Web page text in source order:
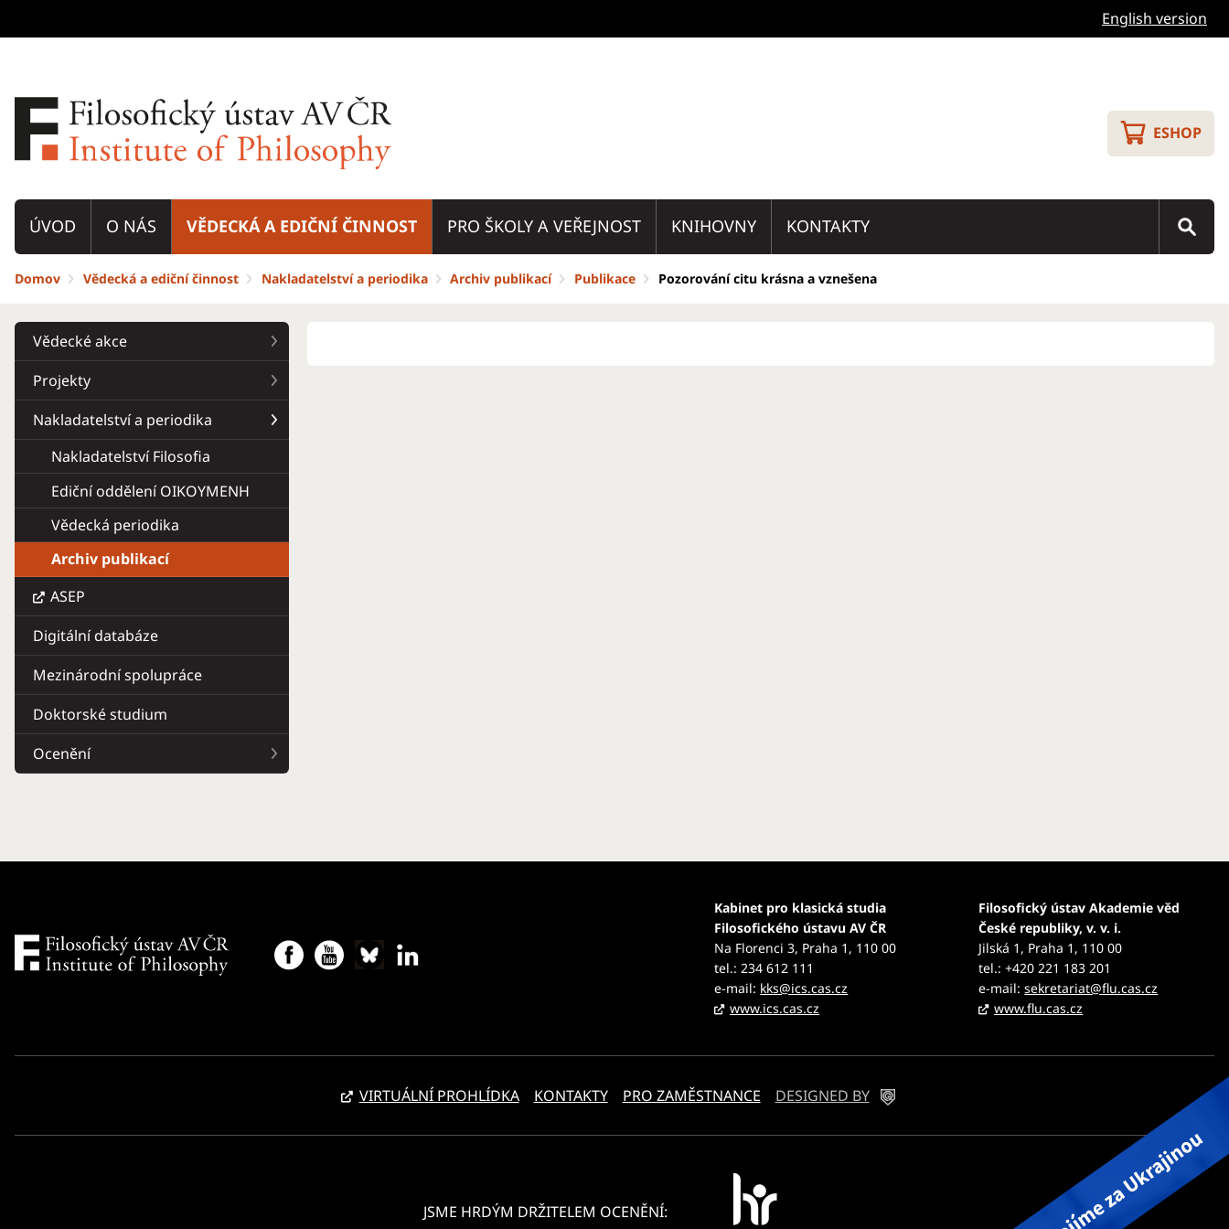
English version
ESHOP
ÚVOD O NÁS VĚDECKÁ A EDIČNÍ ČINNOST PRO ŠKOLY A VEŘEJNOST KNIHOVNY KONTAKTY
Domov Vědecká a ediční činnost Nakladatelství a periodika Archiv publikací Publikace Pozorování citu krásna a vznešena
Vědecké akce
Projekty
Nakladatelství a periodika
Nakladatelství Filosofia
Ediční oddělení OIKOYMENH
Vědecká periodika
Archiv publikací
ASEP
Digitální databáze
Mezinárodní spolupráce
Doktorské studium
Ocenění
Kabinet pro klasická studia
Filosofického ústavu AV ČR
Na Florenci 3, Praha 1, 110 00
tel.: 234 612 111
e-mail: kks@ics.cas.cz
www.ics.cas.cz
Filosofický ústav Akademie věd
České republiky, v. v. i.
Jilská 1, Praha 1, 110 00
tel.: +420 221 183 201
e-mail:sekretariat@flu.cas.cz
www.flu.cas.cz
VIRTUÁLNÍ PROHLÍDKA KONTAKTY PRO ZAMĚSTNANCE DESIGNED BY
JSME HRDÝM DRŽITELEM OCENĚNÍ: